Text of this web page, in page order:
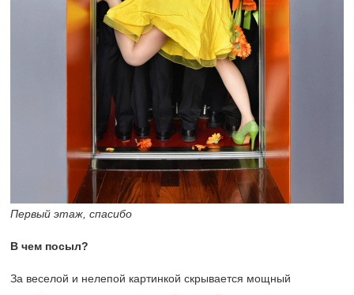
Первый этаж, спасибо
В чем посыл?
За веселой и нелепой картинкой скрывается мощный